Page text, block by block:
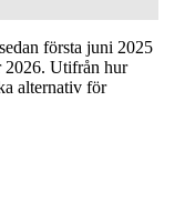
första juni 2025
2026. Utifrån hur
alternativ för